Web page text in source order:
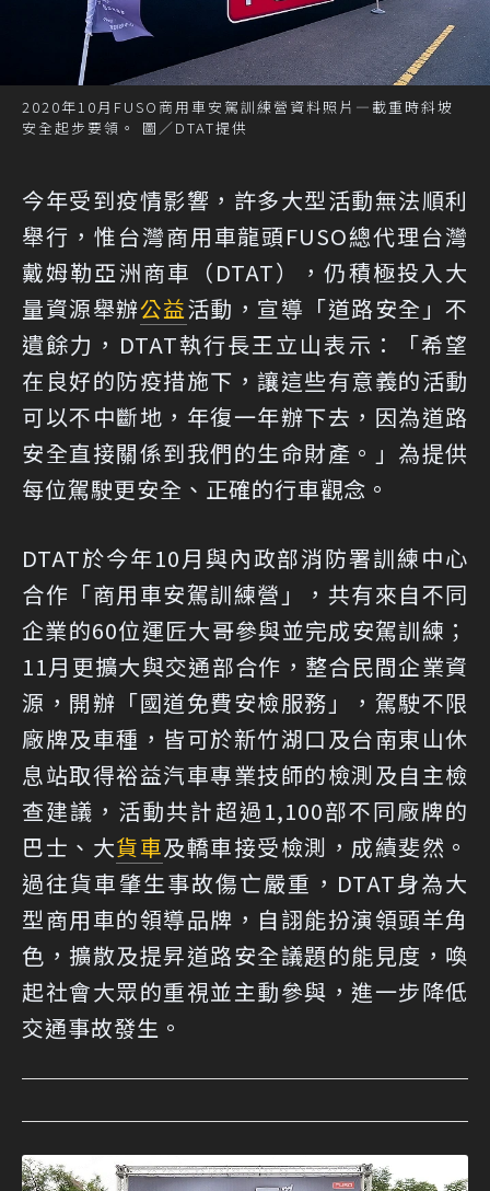
2020年10月FUSO商用車安駕訓練營資料照片—載重時斜坡
安全起步要領。 圖／DTAT提供
今年受到疫情影響，許多大型活動無法順利
舉行，惟台灣商用車龍頭FUSO總代理台灣
戴姆勒亞洲商車（DTAT），仍積極投入大
量資源舉辦公益活動，宣導「道路安全」不
遺餘力，DTAT執行長王立山表示：「希望
在良好的防疫措施下，讓這些有意義的活動
可以不中斷地，年復一年辦下去，因為道路
安全直接關係到我們的生命財產。」為提供
每位駕駛更安全、正確的行車觀念。
DTAT於今年10月與內政部消防署訓練中心
合作「商用車安駕訓練營」，共有來自不同
企業的60位運匠大哥參與並完成安駕訓練；
11月更擴大與交通部合作，整合民間企業資
源，開辦「國道免費安檢服務」，駕駛不限
廠牌及車種，皆可於新竹湖口及台南東山休
息站取得裕益汽車專業技師的檢測及自主檢
查建議，活動共計超過1,100部不同廠牌的
巴士、大貨車及轎車接受檢測，成績斐然。
過往貨車肇生事故傷亡嚴重，DTAT身為大
型商用車的領導品牌，自詡能扮演領頭羊角
色，擴散及提昇道路安全議題的能見度，喚
起社會大眾的重視並主動參與，進一步降低
交通事故發生。